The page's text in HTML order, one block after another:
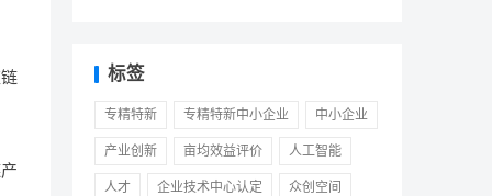
标签
专精特新 专精特新中小企业 中小企业
产业创新 亩均效益评价 人工智能
人才 企业技术中心认定 众创空间